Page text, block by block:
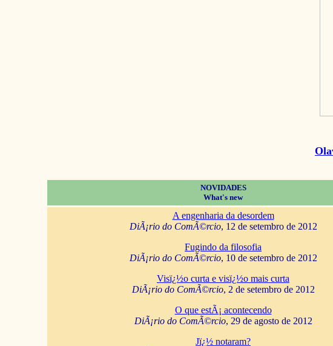
NOVIDADES
What's new
A engenharia da desordem
DiÃ¡rio do ComÃ©rcio, 12 de setembro de 2012
Fugindo da filosofia
DiÃ¡rio do ComÃ©rcio, 10 de setembro de 2012
Visï¿½o curta e visï¿½o mais curta
DiÃ¡rio do ComÃ©rcio, 2 de setembro de 2012
O que estÃ¡ acontecendo
DiÃ¡rio do ComÃ©rcio, 29 de agosto de 2012
Jï¿½ notaram?